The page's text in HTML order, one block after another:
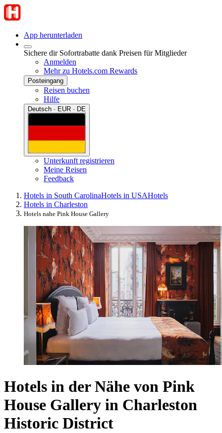
App herunterladen
Sichere dir Sofortrabatte dank Preisen für Mitglieder
Anmelden
Mehr zu Hotels.com Rewards
Posteingang
Reisen buchen
Hilfe
Deutsch · EUR · DE
Unterkunft registrieren
Meine Reisen
Feedback
Hotels in South CarolinaHotels in USAHotels
Hotels in Charleston
Hotels nahe Pink House Gallery
Hotels in der Nähe von Pink
House Gallery in Charleston
Historic District